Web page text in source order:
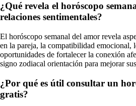
¿Qué revela el horóscopo
relaciones sentimentales?
El horóscopo semanal del amor revela
en la pareja, la compatibilidad emocional,
oportunidades de fortalecer la conexión
signo zodiacal orientación para mejorar
¿Por qué es útil consultar un
gratis?